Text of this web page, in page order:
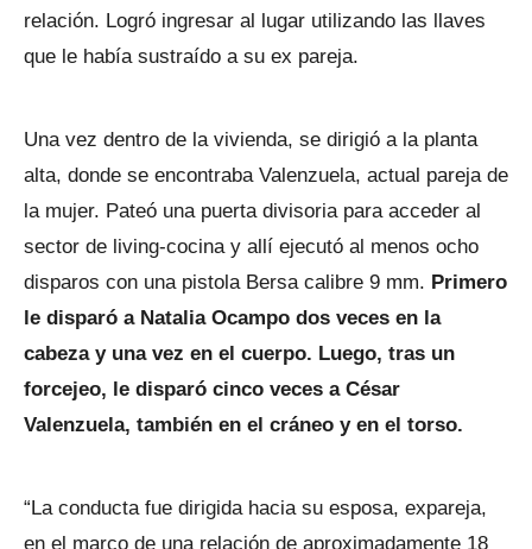
relación. Logró ingresar al lugar utilizando las llaves
que le había sustraído a su ex pareja.
Una vez dentro de la vivienda, se dirigió a la planta
alta, donde se encontraba Valenzuela, actual pareja de
la mujer. Pateó una puerta divisoria para acceder al
sector de living-cocina y allí ejecutó al menos ocho
disparos con una pistola Bersa calibre 9 mm. Primero
le disparó a Natalia Ocampo dos veces en la
cabeza y una vez en el cuerpo. Luego, tras un
forcejeo, le disparó cinco veces a César
Valenzuela, también en el cráneo y en el torso.
“La conducta fue dirigida hacia su esposa, expareja,
en el marco de una relación de aproximadamente 18